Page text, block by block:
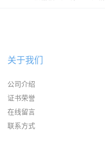
关于我们
公司介绍
证书荣誉
在线留言
联系方式